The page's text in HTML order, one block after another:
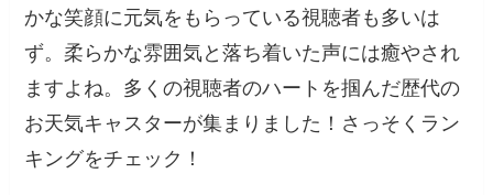
かな笑顔に元気をもらっている視聴者も多いは
ず。柔らかな雰囲気と落ち着いた声には癒やされ
ますよね。多くの視聴者のハートを掴んだ歴代の
お天気キャスターが集まりました！さっそくラン
キングをチェック！